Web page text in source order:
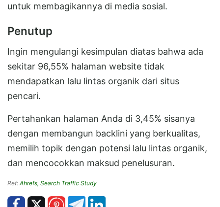
untuk membagikannya di media sosial.
Penutup
Ingin mengulangi kesimpulan diatas bahwa ada
sekitar 96,55% halaman website tidak
mendapatkan lalu lintas organik dari situs
pencari.
Pertahankan halaman Anda di 3,45% sisanya
dengan membangun backlini yang berkualitas,
memilih topik dengan potensi lalu lintas organik,
dan mencocokkan maksud penelusuran.
Ref: Ahrefs, Search Traffic Study